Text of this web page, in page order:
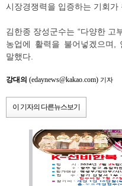
시장경쟁력을 입증하는 기회가
김한종 장성군수는 “다양한 고
농업에 활력을 불어넣겠으며,
말했다.
강대의 (edaynews@kakao.com) 기자
이 기자의 다른뉴스보기